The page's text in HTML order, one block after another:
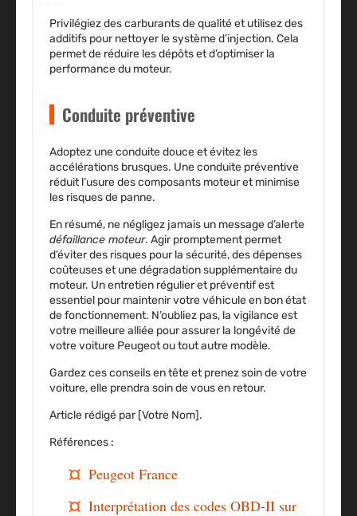
Privilégiez des carburants de qualité et utilisez des
additifs pour nettoyer le système d’injection. Cela
permet de réduire les dépôts et d’optimiser la
performance du moteur.
Conduite préventive
Adoptez une conduite douce et évitez les
accélérations brusques. Une conduite préventive
réduit l’usure des composants moteur et minimise
les risques de panne.
En résumé, ne négligez jamais un message d’alerte
défaillance moteur. Agir promptement permet
d’éviter des risques pour la sécurité, des dépenses
coûteuses et une dégradation supplémentaire du
moteur. Un entretien régulier et préventif est
essentiel pour maintenir votre véhicule en bon état
de fonctionnement. N’oubliez pas, la vigilance est
votre meilleure alliée pour assurer la longévité de
votre voiture Peugeot ou tout autre modèle.
Gardez ces conseils en tête et prenez soin de votre
voiture, elle prendra soin de vous en retour.
Article rédigé par [Votre Nom].
Références :
Peugeot France
Interprétation des codes OBD-II sur